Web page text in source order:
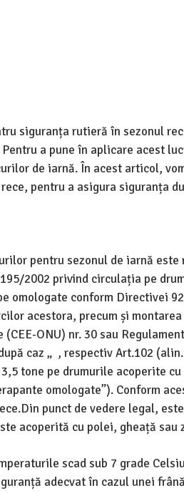
siguranța rutieră în sezonul
a pune în aplicare acest
de iarnă. În acest articol,
pentru a asigura siguranța
pentru sezonul de iarnă este
2002 privind circulația pe
omologate conform Directivei
acestora, precum și
ONU) nr. 30 sau
caz „ , respectiv Art.102
tone pe drumurile acoperite
omologate”). Conform
punct de vedere legal,
acoperită cu polei, gheață sau
scad sub 7 grade
adecvat în cazul unei